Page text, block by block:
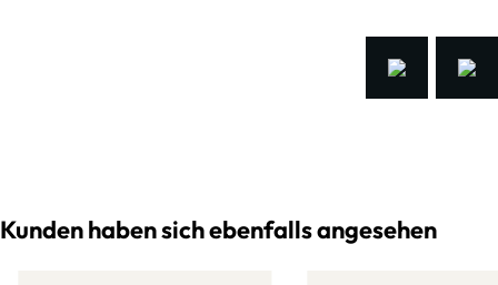
Kunden haben sich ebenfalls angesehen